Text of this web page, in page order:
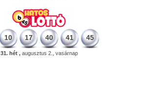
10 17 40 41 45
31. hét ,augusztus 2., vasárnap